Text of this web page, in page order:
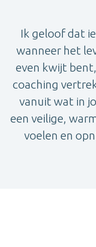
Ik geloof dat
wanneer het
even kwijt
coaching
vanuit wat in
een veilige,
voelen en